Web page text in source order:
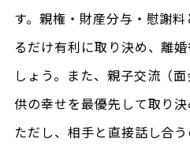
す。親権・財産分与・慰謝
るだけ有利に取り決め、離
しょう。また、親子交流（
供の幸せを最優先して取り決
ただし、相手と直接話し合